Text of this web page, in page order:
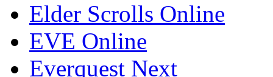
Elder Scrolls Online
EVE Online
Everquest Next